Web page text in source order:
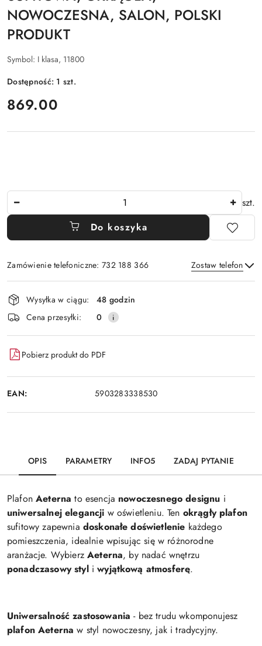
NOWOCZESNA, SALON, POLSKI
PRODUKT
Symbol: I klasa, 11800
Dostępność: 1 szt.
cena:
869.00
szt.
Do koszyka
Zamówienie telefoniczne: 732 188 366 Zostaw telefon
Wyślij
Dostępność
i
dostawa
Wysyłka w ciągu:
48 godzin
Cena przesyłki:
0
Pobierz produkt do PDF
EAN: 5903283338530
OPIS PARAMETRY INFO5 ZADAJ PYTANIE
PlafonAeterna to esencja nowoczesnego designu i
uniwersalnej elegancji w oświetleniu. Ten okrągły plafon
sufitowy zapewnia doskonałe doświetlenie każdego
pomieszczenia, idealnie wpisując się w różnorodne
aranżacje. WybierzAeterna, by nadać wnętrzu
ponadczasowy styliwyjątkową atmosferę.
Uniwersalność zastosowania - bez trudu wkomponujesz
plafon Aeterna w styl nowoczesny, jak i tradycyjny.